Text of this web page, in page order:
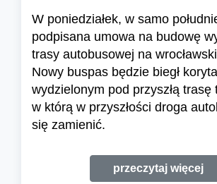
W poniedziałek, w samo
podpisana umowa na budowę
trasy autobusowej na
Nowy buspas będzie biegł
wydzielonym pod przyszłą trasę
w którą w przyszłości droga
się zamienić.
przeczytaj więcej